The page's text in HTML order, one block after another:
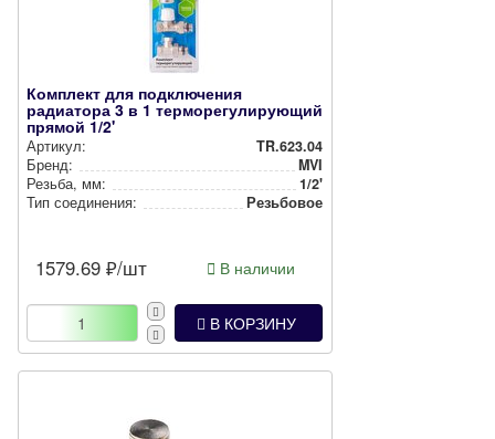
Комплект для подключения
радиатора 3 в 1 терморегулирующий
прямой 1/2'
Артикул:
TR.623.04
Бренд:
MVI
Резьба, мм:
1/2'
Тип соединения:
Резьбовое
1579.69 ₽/шт В наличии
В КОРЗИНУ